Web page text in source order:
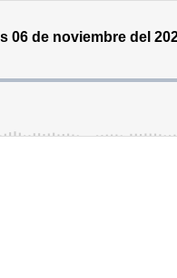
06 de noviembre del